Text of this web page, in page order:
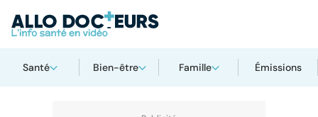
Santé Bien-être Famille Émissions